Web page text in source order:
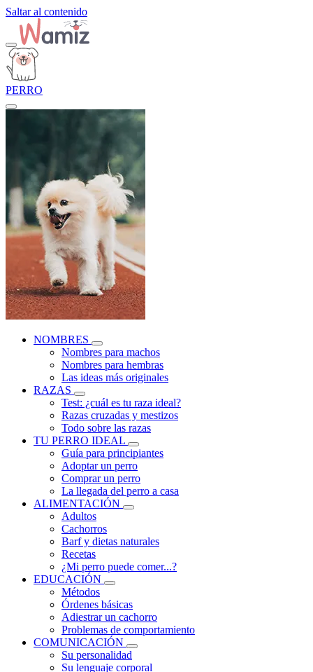
Saltar al contenido
PERRO
NOMBRES
Nombres para machos
Nombres para hembras
Las ideas más originales
RAZAS
Test: ¿cuál es tu raza ideal?
Razas cruzadas y mestizos
Todo sobre las razas
TU PERRO IDEAL
Guía para principiantes
Adoptar un perro
Comprar un perro
La llegada del perro a casa
ALIMENTACIÓN
Adultos
Cachorros
Barf y dietas naturales
Recetas
¿Mi perro puede comer...?
EDUCACIÓN
Métodos
Órdenes básicas
Adiestrar un cachorro
Problemas de comportamiento
COMUNICACIÓN
Su personalidad
Su lenguaje corporal